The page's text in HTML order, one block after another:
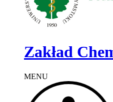
Zakład
MENU